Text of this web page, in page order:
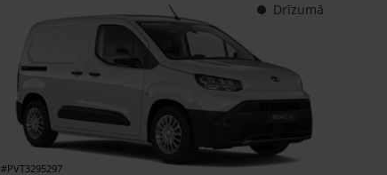
Drīzumā
#PVT3295297